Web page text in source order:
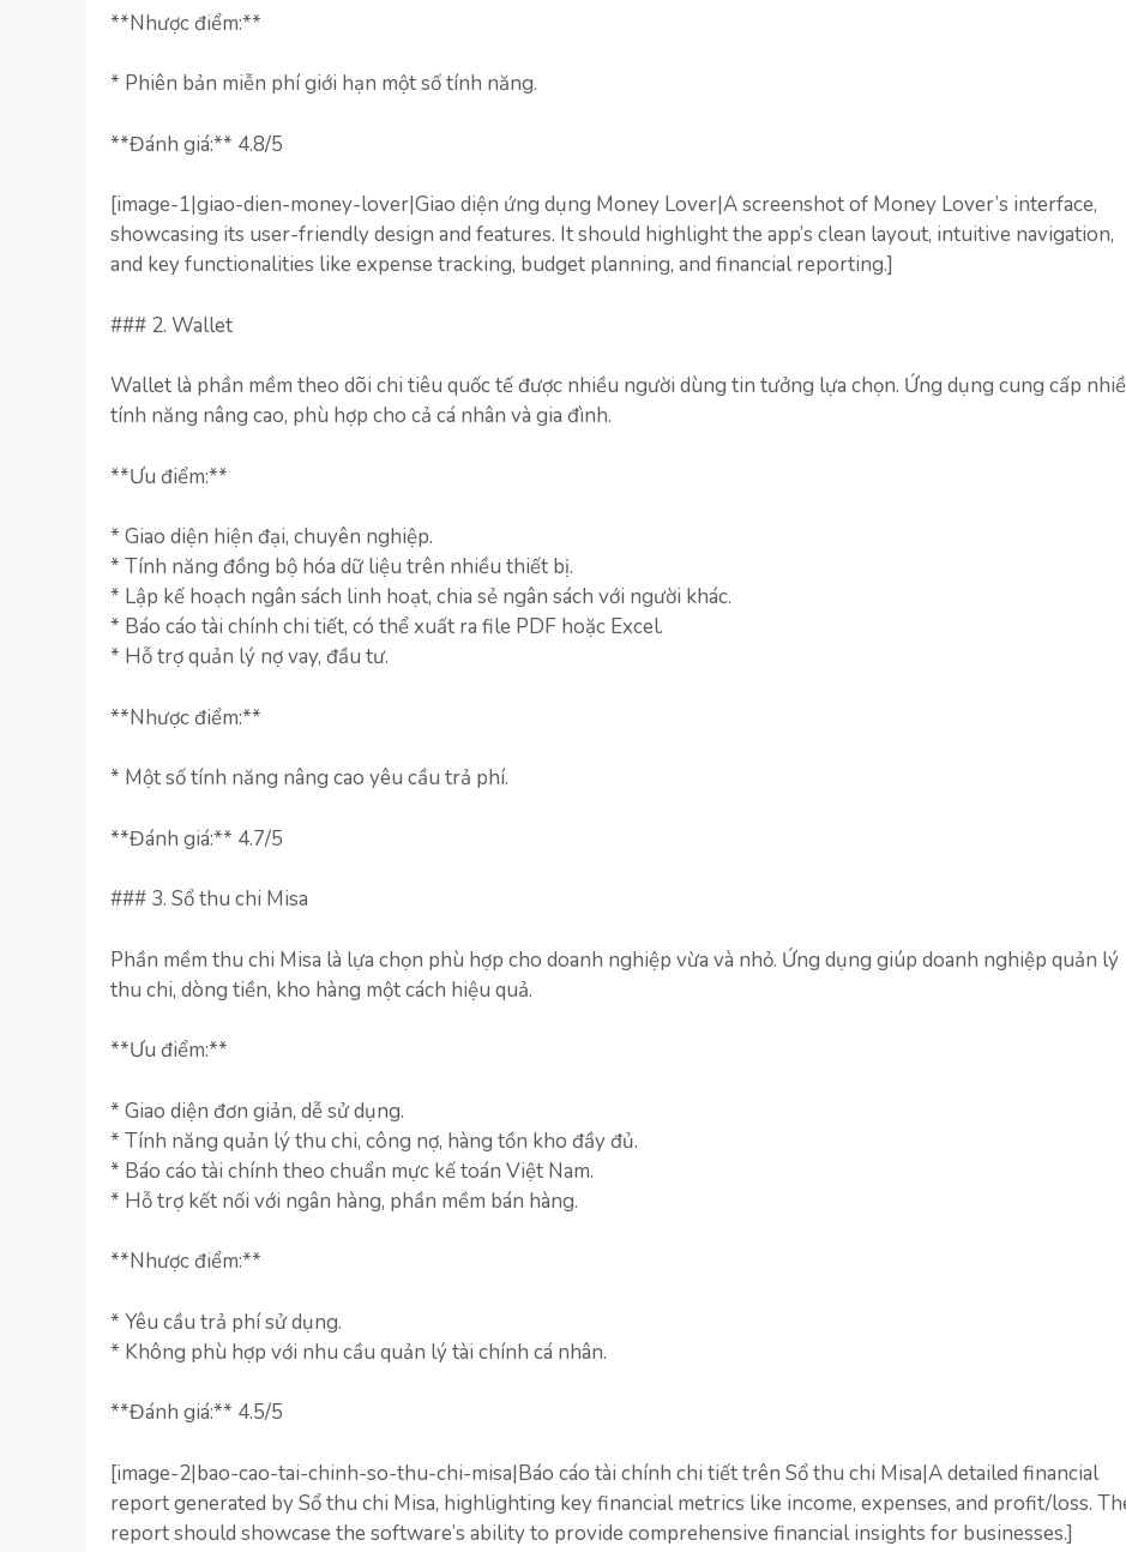
**Nhược điểm:**
* Phiên bản miễn phí giới hạn một số tính năng.
**Đánh giá:** 4.8/5
[image-1|giao-dien-money-lover|Giao diện ứng dụng Money Lover|A screenshot of Money Lover’s interface,
showcasing its user-friendly design and features. It should highlight the app’s clean layout, intuitive navigation,
and key functionalities like expense tracking, budget planning, and financial reporting.]
### 2. Wallet
Wallet là phần mềm theo dõi chi tiêu quốc tế được nhiều người dùng tin tưởng lựa chọn. Ứng dụng cung cấp
tính năng nâng cao, phù hợp cho cả cá nhân và gia đình.
**Ưu điểm:**
* Giao diện hiện đại, chuyên nghiệp.
* Tính năng đồng bộ hóa dữ liệu trên nhiều thiết bị.
* Lập kế hoạch ngân sách linh hoạt, chia sẻ ngân sách với người khác.
* Báo cáo tài chính chi tiết, có thể xuất ra file PDF hoặc Excel.
* Hỗ trợ quản lý nợ vay, đầu tư.
**Nhược điểm:**
* Một số tính năng nâng cao yêu cầu trả phí.
**Đánh giá:** 4.7/5
### 3. Sổ thu chi Misa
Phần mềm thu chi Misa là lựa chọn phù hợp cho doanh nghiệp vừa và nhỏ. Ứng dụng giúp doanh nghiệp quản lý
thu chi, dòng tiền, kho hàng một cách hiệu quả.
**Ưu điểm:**
* Giao diện đơn giản, dễ sử dụng.
* Tính năng quản lý thu chi, công nợ, hàng tồn kho đầy đủ.
* Báo cáo tài chính theo chuẩn mực kế toán Việt Nam.
* Hỗ trợ kết nối với ngân hàng, phần mềm bán hàng.
**Nhược điểm:**
* Yêu cầu trả phí sử dụng.
* Không phù hợp với nhu cầu quản lý tài chính cá nhân.
**Đánh giá:** 4.5/5
[image-2|bao-cao-tai-chinh-so-thu-chi-misa|Báo cáo tài chính chi tiết trên Sổ thu chi Misa|A detailed financial
report generated by Sổ thu chi Misa, highlighting key financial metrics like income, expenses, and profit/loss.
report should showcase the software’s ability to provide comprehensive financial insights for businesses.]